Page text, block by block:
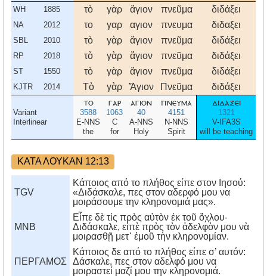
WH 1885 τὸ γὰρ ἅγιον πνεῦμα διδάξει
NA 2012 το γαρ αγιον πνευμα διδαξει
SBL 2010 τὸ γὰρ ἅγιον πνεῦμα διδάξει
RP 2018 τὸ γὰρ ἅγιον πνεῦμα διδάξει
ST 1550 τὸ γὰρ ἅγιον πνεῦμα διδάξει
KJTR 2014 Τὸ γὰρ Ἅγιον Πνεῦμα διδάξει
Variant
Interlinear
το
3588
E-NNS
the
γαρ
1063
C
for
αγιον
40
A-NNS
Holy
πνευμα
4151
N-NNS
Spirit
διδαξει
1321
V-IFA3S
will be teaching
ΚΑΤΑ ΛΟΥΚΑΝ 12:13
TGV
Κάποιος από το πλήθος είπε στον Ιησού:
«Διδάσκαλε, πες στον αδερφό μου να
μοιράσουμε την κληρονομιά μας».
MNB
Εἶπε δὲ τίς πρὸς αὐτὸν ἐκ τοῦ ὄχλου·
Διδάσκαλε, εἰπὲ πρὸς τὸν ἀδελφὸν μου νὰ
μοιρασθῇ μετ᾿ ἐμοῦ τὴν κληρονομίαν.
ΠΕΡΓΑΜΟΣ
Kάποιος δε από το πλήθος είπε σ’ αυτόν:
Δάσκαλε, πες στον αδελφό μου να
μοιραστεί μαζί μου την κληρονομιά.